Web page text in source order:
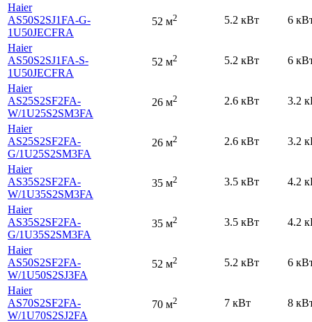
Haier
AS50S2SJ1FA-G-
1U50JECFRA
52 м2 5.2 кВт 6
Haier
AS50S2SJ1FA-S-
1U50JECFRA
52 м2 5.2 кВт 6
Haier
AS25S2SF2FA-
W/1U25S2SM3FA
26 м2 2.6 кВт 3.2
Haier
AS25S2SF2FA-
G/1U25S2SM3FA
26 м2 2.6 кВт 3.2
Haier
AS35S2SF2FA-
W/1U35S2SM3FA
35 м2 3.5 кВт 4.2
Haier
AS35S2SF2FA-
G/1U35S2SM3FA
35 м2 3.5 кВт 4.2
Haier
AS50S2SF2FA-
W/1U50S2SJ3FA
52 м2 5.2 кВт 6
Haier
AS70S2SF2FA-
W/1U70S2SJ2FA
70 м2 7 кВт 8